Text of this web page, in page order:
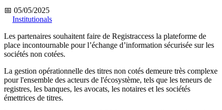
📅 05/05/2025
Institutionals
Les partenaires souhaitent faire de Registraccess la plateforme de
place incontournable pour l’échange d’information sécurisée sur les
sociétés non cotées.
La gestion opérationnelle des titres non cotés demeure très complexe
pour l'ensemble des acteurs de l'écosystème, tels que les teneurs de
registres, les banques, les avocats, les notaires et les sociétés
émettrices de titres.